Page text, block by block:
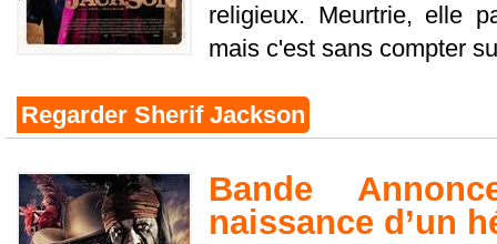
religieux. Meurtrie, elle
mais c'est sans compter
Regarder Sherif Jackson
Bande
naissance d’un